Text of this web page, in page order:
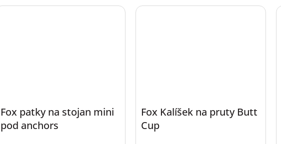
Fox patky na stojan mini
pod anchors
Fox Kalíšek na pruty Butt
Cup